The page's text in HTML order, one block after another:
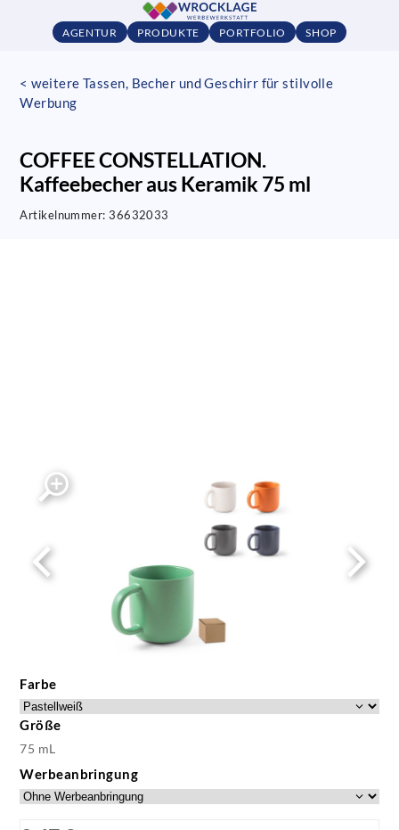
AGENTUR PRODUKTE PORTFOLIO SHOP
< weitere Tassen, Becher und Geschirr für stilvolle
Werbung
COFFEE CONSTELLATION.
Kaffeebecher aus Keramik 75 ml
Artikelnummer:36632033
Farbe
Größe
75 mL
Werbeanbringung